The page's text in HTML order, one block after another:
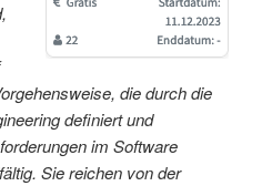
die durch die
definiert und
im Software
Sie reichen von der